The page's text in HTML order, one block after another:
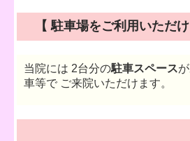
【 駐車場をご利用いただけ
当院には 2台分の駐車スペース
車等で ご来院いただけます。